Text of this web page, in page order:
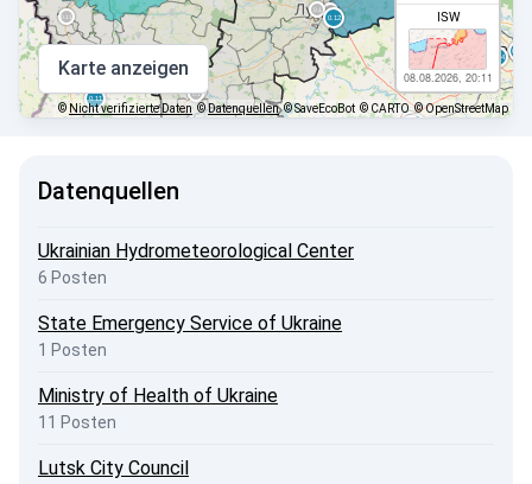
ISW
08.08.2026, 20:11
Karte anzeigen
©Nicht verifizierte Daten ©Datenquellen © SaveEcoBot © CARTO © OpenStreetMap
Datenquellen
Ukrainian Hydrometeorological Center
6 Posten
State Emergency Service of Ukraine
1 Posten
Ministry of Health of Ukraine
11 Posten
Lutsk City Council